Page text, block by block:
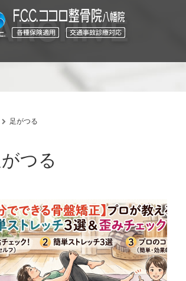
足がつる
つる